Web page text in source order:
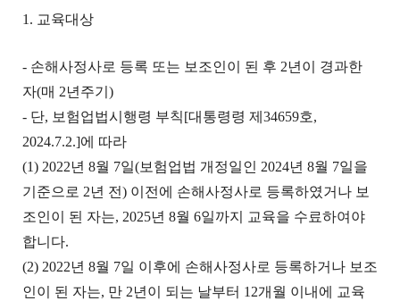
1. 교육대상
- 손해사정사로 등록 또는 보조인이 된 후 2년이 경과한
자(매 2년주기)
- 단, 보험업법시행령 부칙[대통령령 제34659호,
2024.7.2.]에 따라
(1) 2022년 8월 7일(보험업법 개정일인 2024년 8월 7일을
기준으로 2년 전) 이전에 손해사정사로 등록하였거나 보
조인이 된 자는, 2025년 8월 6일까지 교육을 수료하여야
합니다.
(2) 2022년 8월 7일 이후에 손해사정사로 등록하거나 보조
인이 된 자는, 만 2년이 되는 날부터 12개월 이내에 교육